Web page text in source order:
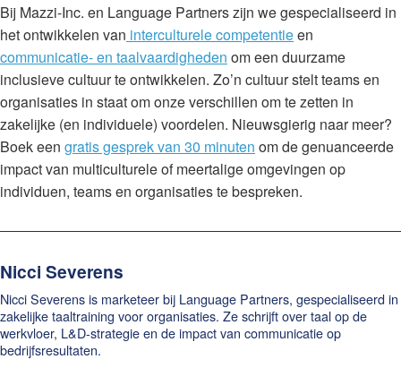
Bij Mazzi-Inc. en Language Partners zijn we gespecialiseerd in
het ontwikkelen van interculturele competentieen
communicatie- en taalvaardigheden om een duurzame
inclusieve cultuur te ontwikkelen. Zo’n cultuur stelt teams en
organisaties in staat om onze verschillen om te zetten in
zakelijke (en individuele) voordelen. Nieuwsgierig naar meer?
Boek een gratis gesprek van 30 minuten om de genuanceerde
impact van multiculturele of meertalige omgevingen op
individuen, teams en organisaties te bespreken.
Nicci Severens
Nicci Severens is marketeer bij Language Partners, gespecialiseerd in
zakelijke taaltraining voor organisaties. Ze schrijft over taal op de
werkvloer, L&D-strategie en de impact van communicatie op
bedrijfsresultaten.